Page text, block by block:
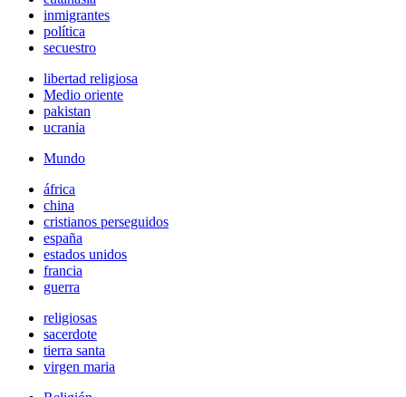
inmigrantes
política
secuestro
libertad religiosa
Medio oriente
pakistan
ucrania
Mundo
áfrica
china
cristianos perseguidos
españa
estados unidos
francia
guerra
religiosas
sacerdote
tierra santa
virgen maria